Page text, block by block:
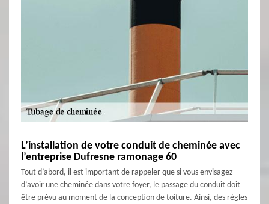
L’installation de votre conduit de cheminée avec
l’entreprise Dufresne ramonage 60
Tout d’abord, il est important de rappeler que si vous envisagez
d’avoir une cheminée dans votre foyer, le passage du conduit doit
être prévu au moment de la conception de toiture. Ainsi, des règles